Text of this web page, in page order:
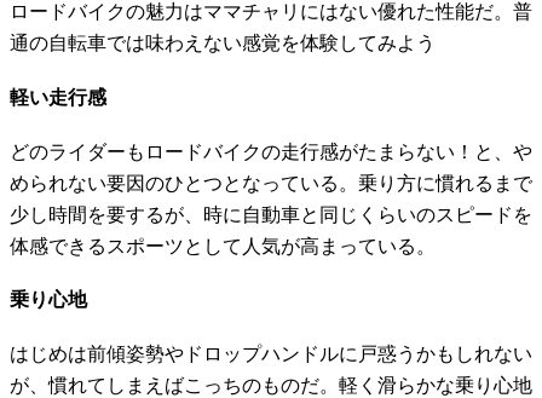
ロードバイクの魅力はママチャリにはない優れた性能だ。普
通の自転車では味わえない感覚を体験してみよう
軽い走行感
どのライダーもロードバイクの走行感がたまらない！と、や
められない要因のひとつとなっている。乗り方に慣れるまで
少し時間を要するが、時に自動車と同じくらいのスピードを
体感できるスポーツとして人気が高まっている。
乗り心地
はじめは前傾姿勢やドロップハンドルに戸惑うかもしれない
が、慣れてしまえばこっちのものだ。軽く滑らかな乗り心地